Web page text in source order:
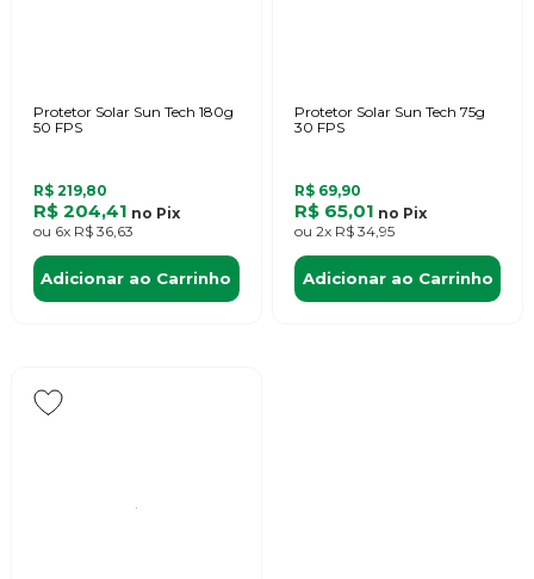
Protetor Solar Sun Tech 180g
50 FPS
R$ 219,80
R$ 204,41 no Pix
ou 6x R$ 36,63
Adicionar ao Carrinho
Protetor Solar Sun Tech 75g
30 FPS
R$ 69,90
R$ 65,01 no Pix
ou 2x R$ 34,95
Adicionar ao Carrinho